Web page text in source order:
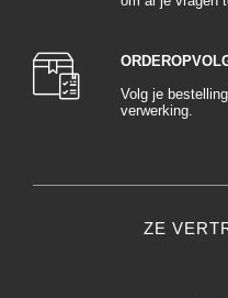
Volg je
verwerking.
ZE